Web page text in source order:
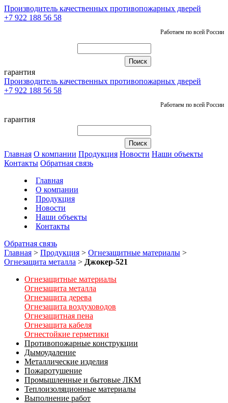
Производитель качественных противопожарных дверей
+7 922 188 56 58
Работаем по всей России
гарантия
Производитель качественных противопожарных дверей
+7 922 188 56 58
Работаем по всей России
гарантия
Главная О компании Продукция Новости Наши объекты
Контакты Обратная связь
Главная
О компании
Продукция
Новости
Наши объекты
Контакты
Обратная связь
Главная > Продукция > Огнезащитные материалы >
Огнезащита металла > Джокер-521
Огнезащитные материалы
Огнезащита металла
Огнезащита дерева
Огнезащита воздуховодов
Огнезащитная пена
Огнезащита кабеля
Огнестойкие герметики
Противопожарные конструкции
Дымоудаление
Металлические изделия
Пожаротушение
Промышленные и бытовые ЛКМ
Теплоизоляционные материалы
Выполнение работ